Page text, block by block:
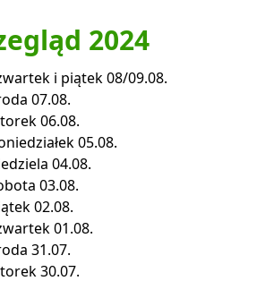
2024
i piątek 08/09.08.
07.08.
06.08.
05.08.
04.08.
03.08.
02.08.
01.08.
31.07.
30.07.